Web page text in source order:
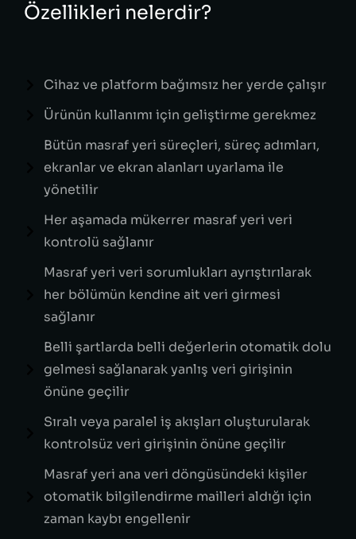
Özellikleri nelerdir?
Cihaz ve platform bağımsız her yerde çalışır
Ürünün kullanımı için geliştirme gerekmez
Bütün masraf yeri süreçleri, süreç adımları,
ekranlar ve ekran alanları uyarlama ile
yönetilir
Her aşamada mükerrer masraf yeri veri
kontrolü sağlanır
Masraf yeri veri sorumlukları ayrıştırılarak
her bölümün kendine ait veri girmesi
sağlanır
Belli şartlarda belli değerlerin otomatik dolu
gelmesi sağlanarak yanlış veri girişinin
önüne geçilir
Sıralı veya paralel iş akışları oluşturularak
kontrolsüz veri girişinin önüne geçilir
Masraf yeri ana veri döngüsündeki kişiler
otomatik bilgilendirme mailleri aldığı için
zaman kaybı engellenir